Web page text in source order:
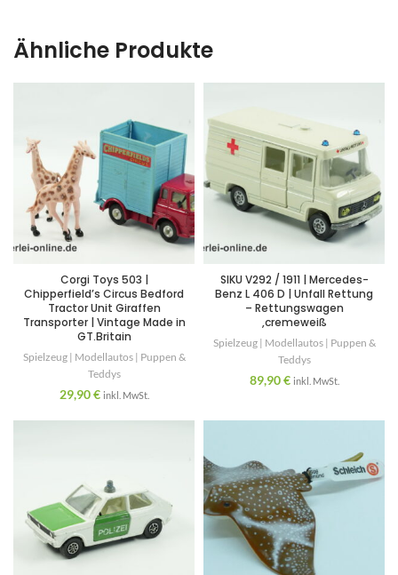
Ähnliche Produkte
Corgi Toys 503 |
Chipperfield’s Circus Bedford
Tractor Unit Giraffen
Transporter | Vintage Made in
GT.Britain
Spielzeug | Modellautos | Puppen &
Teddys
29,90€ inkl. MwSt.
SIKU V292 / 1911 | Mercedes-
Benz L 406 D | Unfall Rettung
– Rettungswagen
,cremeweiß
Spielzeug | Modellautos | Puppen &
Teddys
89,90€ inkl. MwSt.